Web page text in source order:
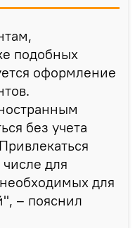
подобных
оформление
без учета
для
для
– пояснил